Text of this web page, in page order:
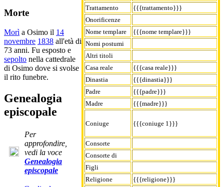
Trattamento
{{{trattamento}}}
Onorificenze
Nome templare
{{{nome templare}}}
Nomi postumi
Altri titoli
Casa reale
{{{casa reale}}}
Dinastia
{{{dinastia}}}
Padre
{{{padre}}}
Madre
{{{madre}}}
Coniuge {{{coniuge 1}}}
Consorte
Consorte di
Figli
Religione
{{{religione}}}
Morte
Morì a Osimo il 14
novembre 1838 all'età di
73 anni. Fu esposto e
sepolto nella cattedrale
di Osimo dove si svolse
il rito funebre.
Genealogia
episcopale
Per
approfondire,
vedi la voce
Genealogia
episcopale